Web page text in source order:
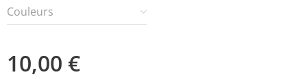
Couleurs
10,00 €